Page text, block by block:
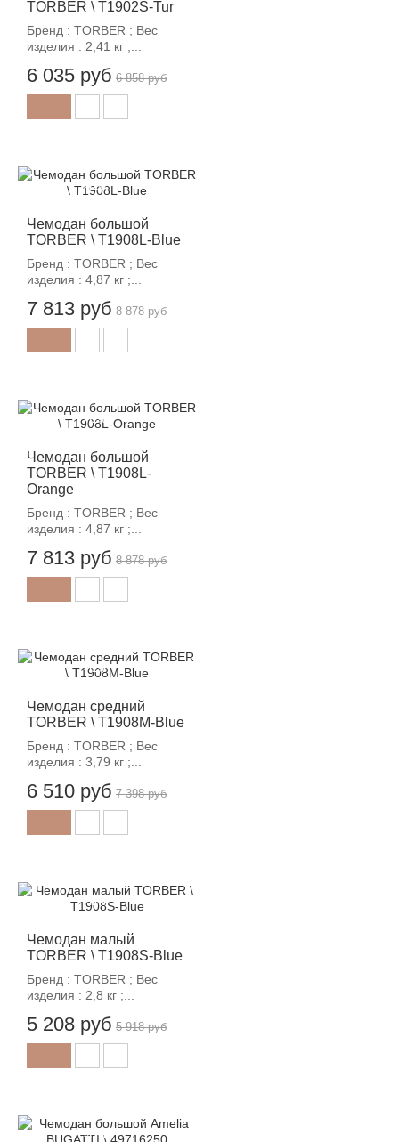
TORBER \ T1902S-Tur
Бренд : TORBER ; Вес
изделия : 2,41 кг ;...
6 035 руб 6 858 руб
Чемодан большой
TORBER \ T1908L-Blue
Бренд : TORBER ; Вес
изделия : 4,87 кг ;...
7 813 руб
-12%
8 878 руб
Чемодан большой
TORBER \ T1908L-
Orange
Бренд : TORBER ; Вес
изделия : 4,87 кг ;...
7 813 руб
-12%
8 878 руб
Чемодан средний
TORBER \ T1908M-Blue
Бренд : TORBER ; Вес
изделия : 3,79 кг ;...
6 510 руб
-12%
7 398 руб
Чемодан малый
TORBER \ T1908S-Blue
Бренд : TORBER ; Вес
изделия : 2,8 кг ;...
5 208 руб
-12%
5 918 руб
-12%